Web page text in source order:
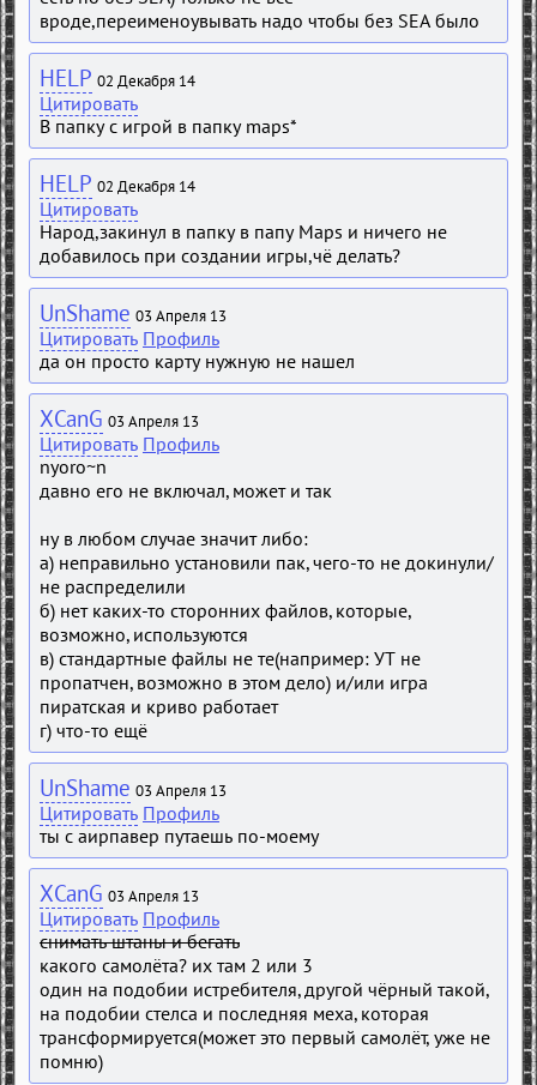
вроде,переименоувывать надо чтобы без SEA было
HELP 02 Декабря 14
Цитировать
В папку с игрой в папку maps*
HELP 02 Декабря 14
Цитировать
Народ,закинул в папку в папу Maps и ничего не
добавилось при создании игры,чё делать?
UnShame 03 Апреля 13
Цитировать Профиль
да он просто карту нужную не нашел
XCanG 03 Апреля 13
Цитировать Профиль
nyoro~n
давно его не включал, может и так
ну в любом случае значит либо:
а) неправильно установили пак, чего-то не докинули/
не распределили
б) нет каких-то сторонних файлов, которые,
возможно, используются
в) стандартные файлы не те(например: УТ не
пропатчен, возможно в этом дело) и/или игра
пиратская и криво работает
г) что-то ещё
UnShame 03 Апреля 13
Цитировать Профиль
ты с аирпавер путаешь по-моему
XCanG 03 Апреля 13
Цитировать Профиль
снимать штаны и бегать
какого самолёта? их там 2 или 3
один на подобии истребителя, другой чёрный такой,
на подобии стелса и последняя меха, которая
трансформируется(может это первый самолёт, уже не
помню)